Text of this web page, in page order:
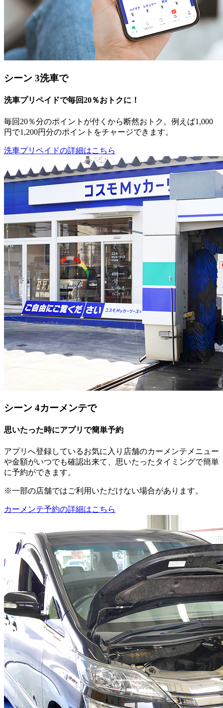
シーン 3洗車で
洗車プリペイドで毎回20％おトクに！
毎回20％分のポイントが付くから断然おトク。例えば1,000
円で1,200円分のポイントをチャージできます。
洗車プリペイドの詳細はこちら
シーン 4カーメンテで
思いたった時にアプリで簡単予約
アプリへ登録しているお気に入り店舗のカーメンテメニュー
や金額がいつでも確認出来て、思いたったタイミングで簡単
に予約ができます。
※一部の店舗ではご利用いただけない場合があります。
カーメンテ予約の詳細はこちら